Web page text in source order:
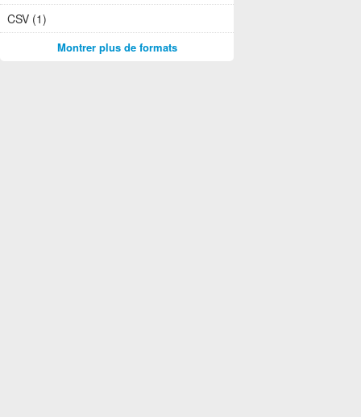
CSV (1)
Montrer plus de formats